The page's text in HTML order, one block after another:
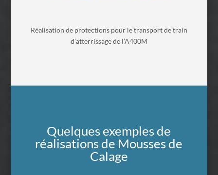
Réalisation de protections pour le transport de train
d’atterrissagede l’A400M
Quelques exemples de
réalisations de Mousses de
Calage